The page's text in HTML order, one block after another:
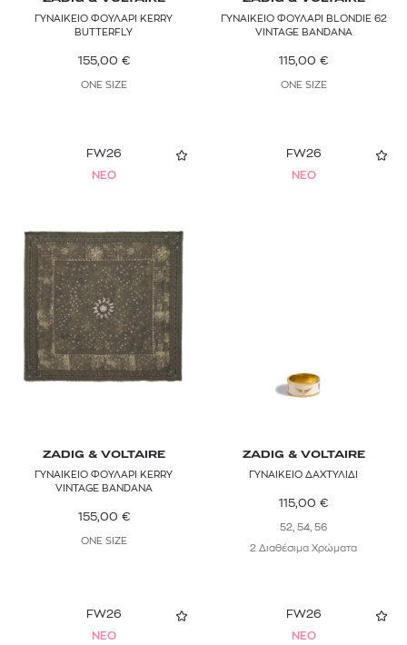
ΓΥΝΑΙΚΕΙΟ ΦΟΥΛΑΡΙ KERRY
BUTTERFLY
155,00 €
ONE SIZE
ΓΥΝΑΙΚΕΙΟ ΦΟΥΛΑΡΙ BLONDIE 62
VINTAGE BANDANA
115,00 €
ONE SIZE
FW26
NEO
ZADIG & VOLTAIRE
ΓΥΝΑΙΚΕΙΟ ΦΟΥΛΑΡΙ KERRY
VINTAGE BANDANA
155,00 €
ONE SIZE
FW26
NEO
ZADIG & VOLTAIRE
ΓΥΝΑΙΚΕΙΟ ΔΑΧΤΥΛΙΔΙ
115,00 €
52, 54, 56
2 Διαθέσιμα Χρώματα
FW26
NEO
FW26
NEO